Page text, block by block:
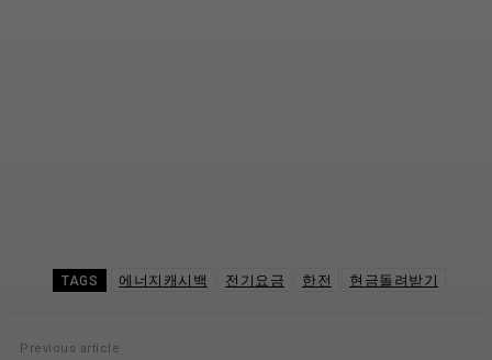
TAGS 에너지캐시백 전기요금 한전 현금돌려받기
Previous article